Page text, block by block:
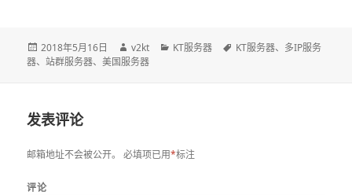
发
布
2018年5月16日
作
者
v2kt
分
KT服务器
标
KT服务器、 多IP服务
器、站群服务器、美国服务器
发表评论
邮箱地址不会被公开。 必填项已用*标注
评论